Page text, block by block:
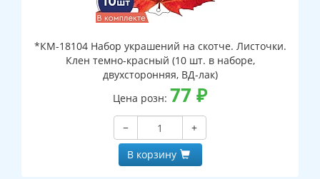
*КМ-18104 Набор украшений на скотче. Листочки.
Клен темно-красный (10 шт. в наборе,
двухсторонняя, ВД-лак)
Цена розн: 77 ₽
−
+
В корзину